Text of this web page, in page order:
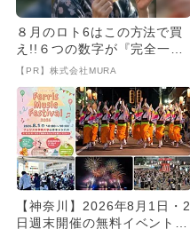
８月のロト6はこの方法で買
え!!６つの数字が『完全一
致』する方法
【PR】株式会社MURA
【神奈川】2026年8月1日・2
日週末開催の無料イベント8